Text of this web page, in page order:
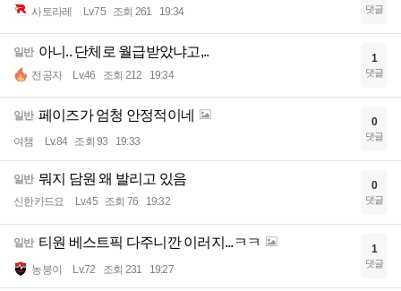
사토라레 Lv.75 조회 261 19:34 댓글
일반 아니.. 단체로 월급받았냐고,..
전공자 Lv.46 조회 212 19:34
1
댓글
일반 페이즈가 엄청 안정적이네
여챔 Lv.84 조회 93 19:33
0
댓글
일반 뭐지 담원 왜 발리고 있음
신한카드요 Lv.45 조회 76 19:32
0
댓글
일반 티원 베스트픽 다주니깐 이러지...ㅋㅋ
농붕이 Lv.72 조회 231 19:27
1
댓글